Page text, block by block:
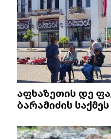
აფხაზეთის დე
ბარამიძის